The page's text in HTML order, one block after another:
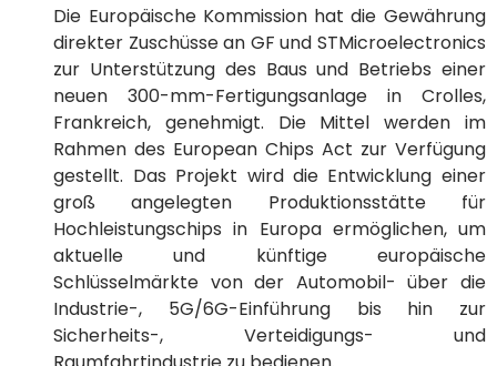
Die Europäische Kommission hat die Gewährung
direkter Zuschüsse an GF und STMicroelectronics
zur Unterstützung des Baus und Betriebs einer
neuen 300-mm-Fertigungsanlage in Crolles,
Frankreich, genehmigt. Die Mittel werden im
Rahmen des European Chips Act zur Verfügung
gestellt. Das Projekt wird die Entwicklung einer
groß angelegten Produktionsstätte für
Hochleistungschips in Europa ermöglichen, um
aktuelle und künftige europäische
Schlüsselmärkte von der Automobil- über die
Industrie-, 5G/6G-Einführung bis hin zur
Sicherheits-, Verteidigungs- und